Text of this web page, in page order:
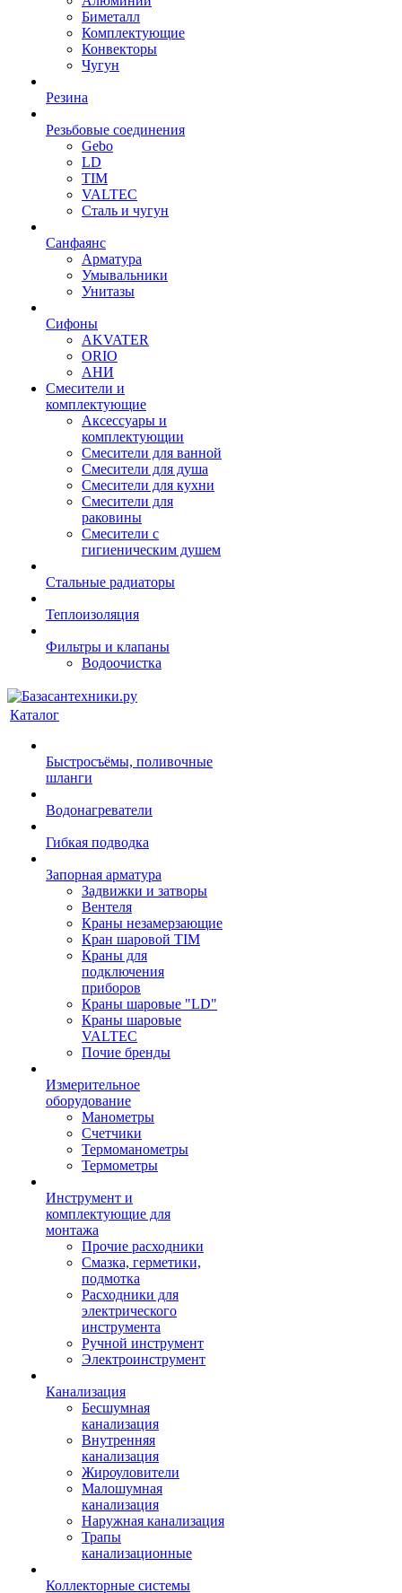
Биметалл
Комплектующие
Конвекторы
Чугун
Резина
Резьбовые соединения
Gebo
LD
TIM
VALTEC
Сталь и чугун
Санфаянс
Арматура
Умывальники
Унитазы
Сифоны
AKVATER
ORIO
АНИ
Смесители и
комплектующие
Аксессуары и
комплектующии
Смесители для ванной
Смесители для душа
Смесители для кухни
Смесители для
раковины
Смесители с
гигиеническим душем
Стальные радиаторы
Теплоизоляция
Фильтры и клапаны
Водоочистка
Каталог
Быстросъёмы, поливочные
шланги
Водонагреватели
Гибкая подводка
Запорная арматура
Задвижки и затворы
Вентеля
Краны незамерзающие
Кран шаровой TIM
Краны для
подключения
приборов
Краны шаровые "LD"
Краны шаровые
VALTEC
Почие бренды
Измерительное
оборудование
Манометры
Счетчики
Термоманометры
Термометры
Инструмент и
комплектующие для
монтажа
Прочие расходники
Смазка, герметики,
подмотка
Расходники для
электрического
инструмента
Ручной инструмент
Электроинструмент
Канализация
Бесшумная
канализация
Внутренняя
канализация
Жироуловители
Малошумная
канализация
Наружная канализация
Трапы
канализационные
Коллекторные системы